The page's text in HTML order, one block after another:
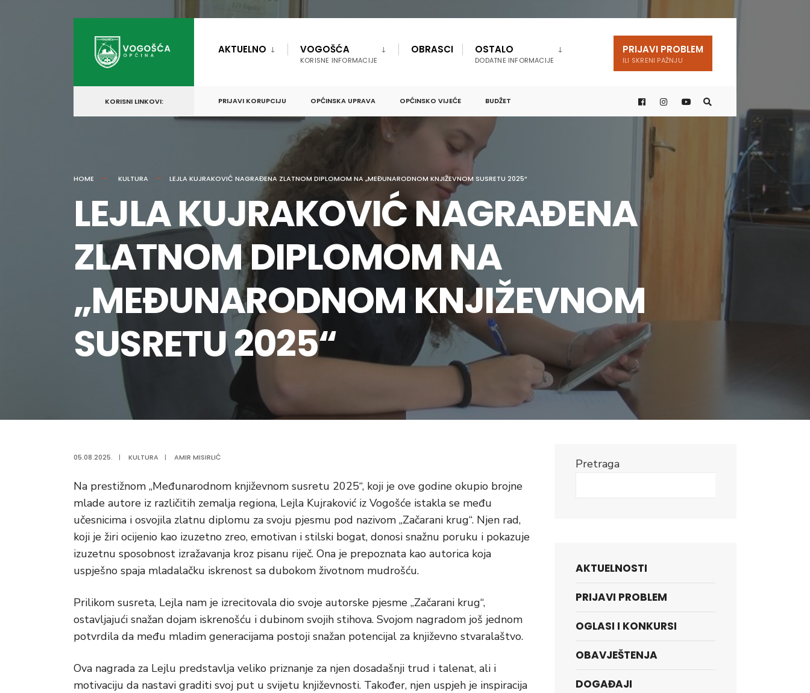
content
AKTUELNO VOGOŠĆA
KORISNE INFORMACIJE
OBRASCI OSTALO
DODATNE INFORMACIJE
PRIJAVI PROBLEM
ILI SKRENI PAŽNJU
KORISNI LINKOVI: PRIJAVI KORUPCIJU OPĆINSKA UPRAVA OPĆINSKO VIJEĆE BUDŽET
HOME KULTURA LEJLA KUJRAKOVIĆ NAGRAĐENA ZLATNOM DIPLOMOM NA „MEĐUNARODNOM KNJIŽEVNOM SUSRETU 2025“
LEJLA KUJRAKOVIĆ NAGRAĐENA
ZLATNOM DIPLOMOM NA
„MEĐUNARODNOM KNJIŽEVNOM
SUSRETU 2025“
05.08.2025. | KULTURA | AMIR MISIRLIĆ
Na prestižnom „Međunarodnom književnom susretu 2025“, koji je ove godine okupio brojne
mlade autore iz različitih zemalja regiona, Lejla Kujraković iz Vogošće istakla se među
učesnicima i osvojila zlatnu diplomu za svoju pjesmu pod nazivom „Začarani krug“. Njen rad,
koji je žiri ocijenio kao izuzetno zreo, emotivan i stilski bogat, donosi snažnu poruku i pokazuje
izuzetnu sposobnost izražavanja kroz pisanu riječ. Ona je prepoznata kao autorica koja
uspješno spaja mladalačku iskrenost sa dubokom životnom mudrošću.
Prilikom susreta, Lejla nam je izrecitovala dio svoje autorske pjesme „Začarani krug“,
ostavljajući snažan dojam iskrenošću i dubinom svojih stihova. Svojom nagradom još jednom
potvrdila da među mladim generacijama postoji snažan potencijal za književno stvaralaštvo.
Ova nagrada za Lejlu predstavlja veliko priznanje za njen dosadašnji trud i talenat, ali i
motivaciju da nastavi graditi svoj put u svijetu književnosti. Također, njen uspjeh je inspiracija
Pretraga
AKTUELNOSTI
PRIJAVI PROBLEM
OGLASI I KONKURSI
OBAVJEŠTENJA
DOGAĐAJI